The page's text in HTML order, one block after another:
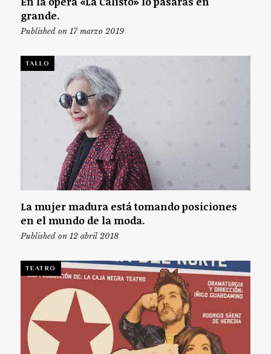
grande.
Published on 17 marzo 2019
TALLO
La mujer madura está tomando posiciones
en el mundo de la moda.
Published on 12 abril 2018
TEATRO